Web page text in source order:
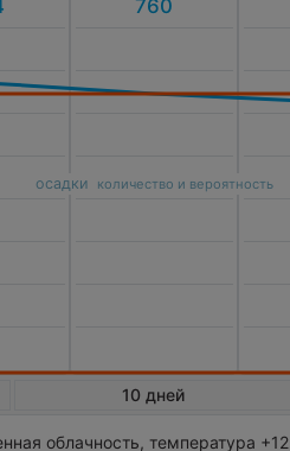
осадки количество и вероятность
10 дней
облачность, температура